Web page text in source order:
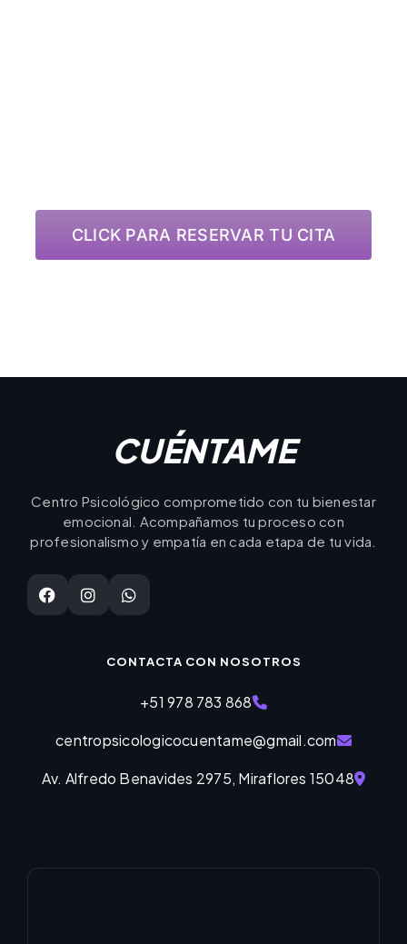
CLICK PARA RESERVAR TU CITA
CUÉNTAME
Centro Psicológico comprometido con tu bienestar
emocional. Acompañamos tu proceso con
profesionalismo y empatía en cada etapa de tu vida.
CONTACTA CON NOSOTROS
+51 978 783 868
centropsicologicocuentame@gmail.com
Av. Alfredo Benavides 2975, Miraflores 15048